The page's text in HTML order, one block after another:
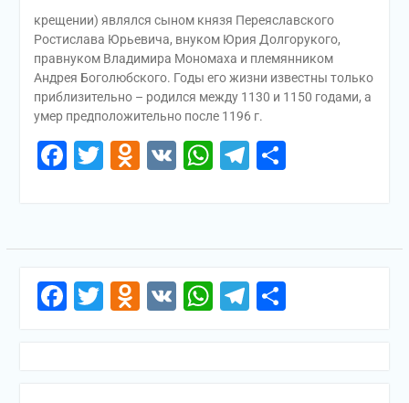
крещении) являлся сыном князя Переяславского
Ростислава Юрьевича, внуком Юрия Долгорукого,
правнуком Владимира Мономаха и племянником
Андрея Боголюбского. Годы его жизни известны только
приблизительно – родился между 1130 и 1150 годами, а
умер предположительно после 1196 г.
Facebook
Twitter
Odnoklassniki
VKWhatsApp
Telegram
Facebook
Twitter
Odnoklassniki
VKWhatsApp
Telegram